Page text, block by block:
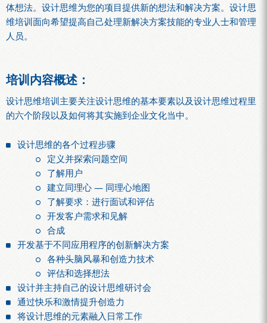
体想法。设计思维为您的项目提供新的想法和解决方案。设计思
维培训面向希望提高自己处理新解决方案技能的专业人士和管理
人员。
培训内容概述：
设计思维培训主要关注设计思维的基本要素以及设计思维过程里
的六个阶段以及如何将其实施到企业文化当中。
设计思维的各个过程步骤
定义并探索问题空间
了解用户
建立同理心 — 同理心地图
了解要求：进行面试和评估
开发客户需求和见解
合成
开发基于不同应用程序的创新解决方案
各种头脑风暴和创造力技术
评估和选择想法
设计并主持自己的设计思维研讨会
通过快乐和激情提升创造力
将设计思维的元素融入日常工作